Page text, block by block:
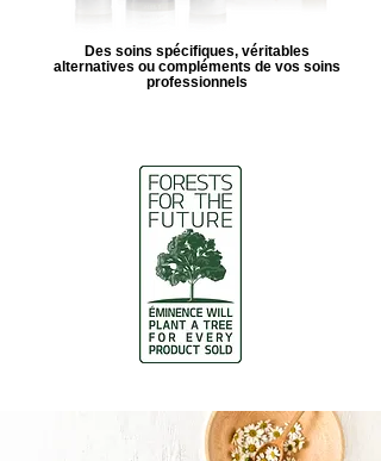
Des soins spécifiques, véritables
alternatives ou compléments de vos soins
professionnels